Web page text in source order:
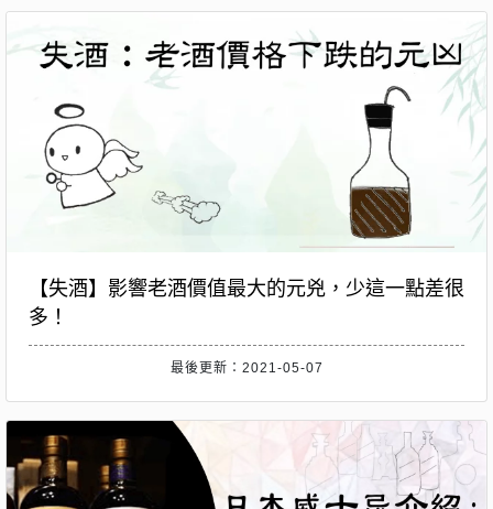
【失酒】影響老酒價值最大的元兇，少這一點差很
多！
最後更新：2021-05-07